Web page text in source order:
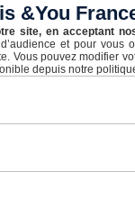
&You
site, en acceptant
et pour vous
Vous pouvez modifier
depuis notre